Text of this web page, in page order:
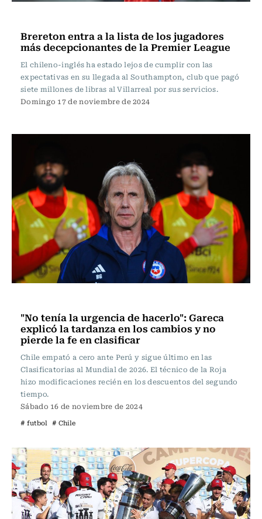
Brereton entra a la lista de los jugadores
más decepcionantes de la Premier League
El chileno-inglés ha estado lejos de cumplir con las
expectativas en su llegada al Southampton, club que pagó
siete millones de libras al Villarreal por sus servicios.
Domingo 17 de noviembre de 2024
"No tenía la urgencia de hacerlo": Gareca
explicó la tardanza en los cambios y no
pierde la fe en clasificar
Chile empató a cero ante Perú y sigue último en las
Clasificatorias al Mundial de 2026. El técnico de la Roja
hizo modificaciones recién en los descuentos del segundo
tiempo.
Sábado 16 de noviembre de 2024
# futbol # Chile